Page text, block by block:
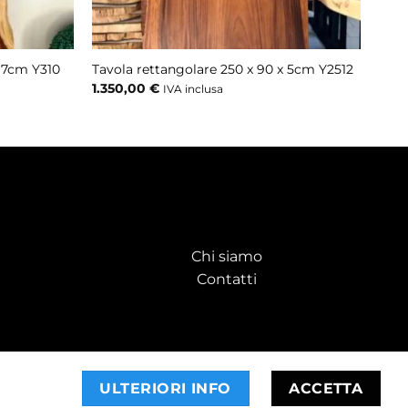
Y310
Tavola rettangolare 250 x 90 x 5cm Y2512
1.350,00 € IVA inclusa
Chi siamo
Contatti
ULTERIORI INFO ACCETTA